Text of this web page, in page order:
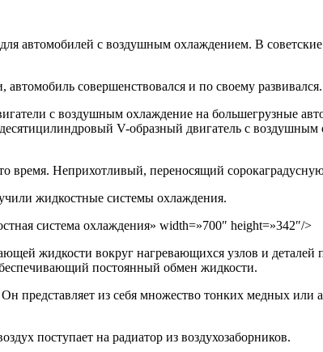
автомобилей с воздушным охлаждением. В
совершенствовался и по своему развивался.
с воздушным охлаждение на большегрузные
V-образный двигатель с воздушным
время. Неприхотливый, переносящий
жидкостные системы охлаждения.
система охлаждения» width=»700″ height=»342″/>
жидкости вокруг нагревающихся узлов и
постоянный обмен жидкости.
представляет из себя множество тонких медных
поступает на радиатор из воздухозаборников.